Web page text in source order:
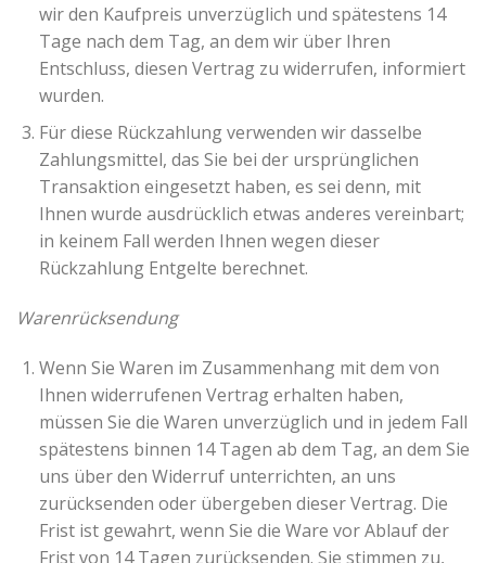
wir den Kaufpreis unverzüglich und spätestens 14
Tage nach dem Tag, an dem wir über Ihren
Entschluss, diesen Vertrag zu widerrufen, informiert
wurden.
Für diese Rückzahlung verwenden wir dasselbe
Zahlungsmittel, das Sie bei der ursprünglichen
Transaktion eingesetzt haben, es sei denn, mit
Ihnen wurde ausdrücklich etwas anderes vereinbart;
in keinem Fall werden Ihnen wegen dieser
Rückzahlung Entgelte berechnet.
Warenrücksendung
Wenn Sie Waren im Zusammenhang mit dem von
Ihnen widerrufenen Vertrag erhalten haben,
müssen Sie die Waren unverzüglich und in jedem Fall
spätestens binnen 14 Tagen ab dem Tag, an dem Sie
uns über den Widerruf unterrichten, an uns
zurücksenden oder übergeben dieser Vertrag. Die
Frist ist gewahrt, wenn Sie die Ware vor Ablauf der
Frist von 14 Tagen zurücksenden. Sie stimmen zu,